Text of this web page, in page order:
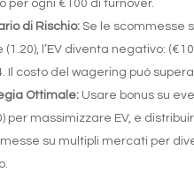
per ogni €100 di turnover.
di Rischio:Se le scommesse
(1.20), l’EV diventa negativo:
Il costo del wagering può
Ottimale:Usare bonus su
per massimizzare EV, e
su multipli mercati per